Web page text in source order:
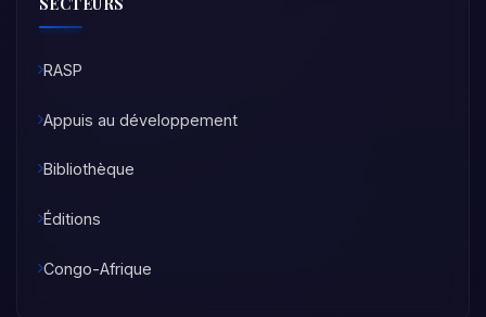
SECTEURS
RASP
Appuis au développement
Bibliothèque
Éditions
Congo-Afrique